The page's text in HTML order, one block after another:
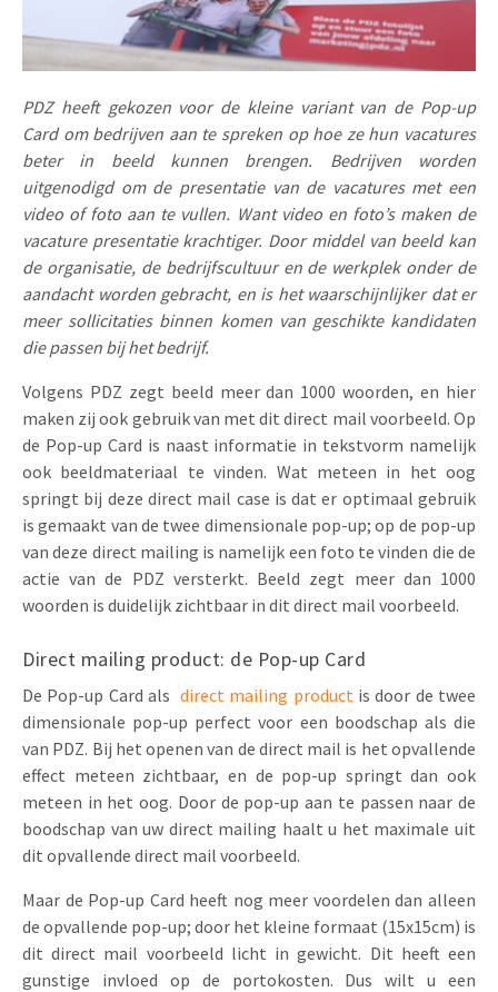
PDZ heeft gekozen voor de kleine variant van de Pop-up
Card om bedrijven aan te spreken op hoe ze hun vacatures
beter in beeld kunnen brengen. Bedrijven worden
uitgenodigd om de presentatie van de vacatures met een
video of foto aan te vullen. Want video en foto’s maken de
vacature presentatie krachtiger. Door middel van beeld kan
de organisatie, de bedrijfscultuur en de werkplek onder de
aandacht worden gebracht, en is het waarschijnlijker dat er
meer sollicitaties binnen komen van geschikte kandidaten
die passen bij het bedrijf.
Volgens PDZ zegt beeld meer dan 1000 woorden, en hier
maken zij ook gebruik van met dit direct mail voorbeeld. Op
de Pop-up Card is naast informatie in tekstvorm namelijk
ook beeldmateriaal te vinden. Wat meteen in het oog
springt bij deze direct mail case is dat er optimaal gebruik
is gemaakt van de twee dimensionale pop-up; op de pop-up
van deze direct mailing is namelijk een foto te vinden die de
actie van de PDZ versterkt. Beeld zegt meer dan 1000
woorden is duidelijk zichtbaar in dit direct mail voorbeeld.
Direct mailing product: de Pop-up Card
De Pop-up Card als direct mailing product is door de twee
dimensionale pop-up perfect voor een boodschap als die
van PDZ. Bij het openen van de direct mail is het opvallende
effect meteen zichtbaar, en de pop-up springt dan ook
meteen in het oog. Door de pop-up aan te passen naar de
boodschap van uw direct mailing haalt u het maximale uit
dit opvallende direct mail voorbeeld.
Maar de Pop-up Card heeft nog meer voordelen dan alleen
de opvallende pop-up; door het kleine formaat (15x15cm) is
dit direct mail voorbeeld licht in gewicht. Dit heeft een
gunstige invloed op de portokosten. Dus wilt u een
Pop-up Kaarten
Lenticular Cards
Twin Sliders
Tabkaarten
Budget kaarten
Andere opvallende mailings
Media Marketing
Non-profit Marketing
Marketing in de Zorg
Duurzame Marketing
Marketing voor Scholen
Horeca Marketing
Uitnodigingen
Product Introductie
App-lancering
Kalender maken
Klantenbinding
Over Ons
Vacatures
Contactgegevens
Duurzaamheid
Brochure downloaden